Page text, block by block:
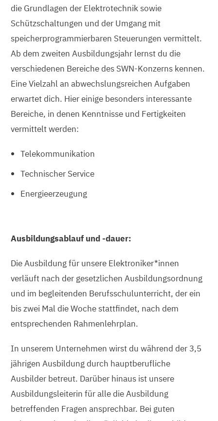
die Grundlagen der Elektrotechnik sowie
Schützschaltungen und der Umgang mit
speicherprogrammierbaren Steuerungen vermittelt.
Ab dem zweiten Ausbildungsjahr lernst du die
verschiedenen Bereiche des SWN-Konzerns kennen.
Eine Vielzahl an abwechslungsreichen Aufgaben
erwartet dich. Hier einige besonders interessante
Bereiche, in denen Kenntnisse und Fertigkeiten
vermittelt werden:
Telekommunikation
Technischer Service
Energieerzeugung
Ausbildungsablauf und -dauer:
Die Ausbildung für unsere Elektroniker*innen
verläuft nach der gesetzlichen Ausbildungsordnung
und im begleitenden Berufsschulunterricht, der ein
bis zwei Mal die Woche stattfindet, nach dem
entsprechenden Rahmenlehrplan.
In unserem Unternehmen wirst du während der 3,5
jährigen Ausbildung durch hauptberufliche
Ausbilder betreut. Darüber hinaus ist unsere
Ausbildungsleiterin für alle die Ausbildung
betreffenden Fragen ansprechbar. Bei guten